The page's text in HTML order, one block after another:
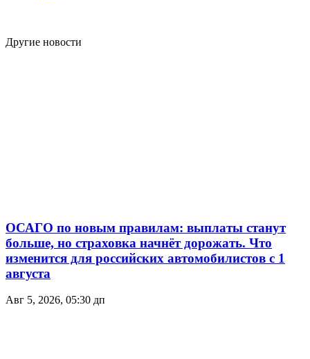
Другие новости
ОСАГО по новым правилам: выплаты станут
больше, но страховка начнёт дорожать. Что
изменится для российских автомобилистов с 1
августа
Авг 5, 2026, 05:30 дп